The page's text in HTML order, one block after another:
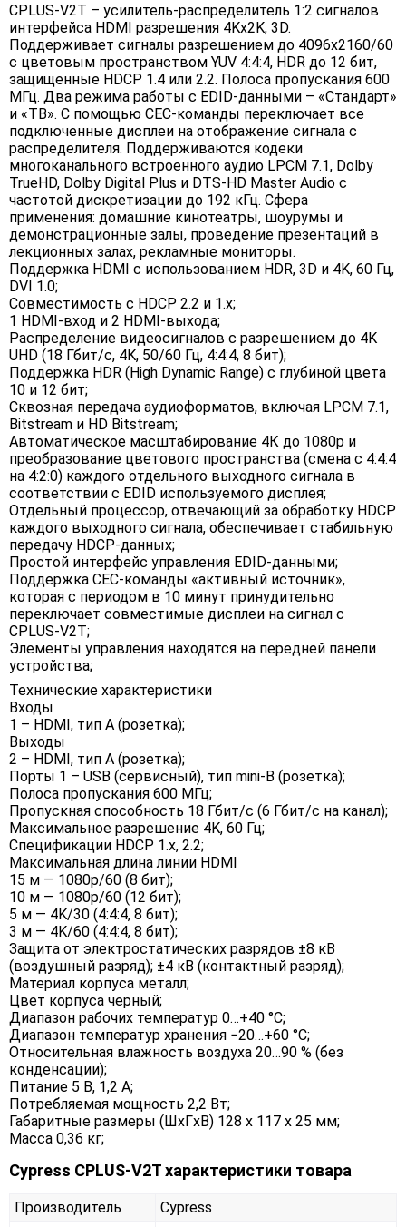
CPLUS-V2T – усилитель-распределитель 1:2 сигналов
интерфейса HDMI разрешения 4Kх2K, 3D.
Поддерживает сигналы разрешением до 4096x2160/60
с цветовым пространством YUV 4:4:4, HDR до 12 бит,
защищенные HDCP 1.4 или 2.2. Полоса пропускания 600
МГц. Два режима работы с EDID-данными – «Стандарт»
и «ТВ». С помощью CEC-команды переключает все
подключенные дисплеи на отображение сигнала с
распределителя. Поддерживаются кодеки
многоканального встроенного аудио LPCM 7.1, Dolby
TrueHD, Dolby Digital Plus и DTS-HD Master Audio с
частотой дискретизации до 192 кГц. Сфера
применения: домашние кинотеатры, шоурумы и
демонстрационные залы, проведение презентаций в
лекционных залах, рекламные мониторы.
Поддержка HDMI с использованием HDR, 3D и 4K, 60 Гц,
DVI 1.0;
Совместимость с HDCP 2.2 и 1.x;
1 HDMI-вход и 2 HDMI-выхода;
Распределение видеосигналов с разрешением до 4K
UHD (18 Гбит/с, 4K, 50/60 Гц, 4:4:4, 8 бит);
Поддержка HDR (High Dynamic Range) с глубиной цвета
10 и 12 бит;
Сквозная передача аудиоформатов, включая LPCM 7.1,
Bitstream и HD Bitstream;
Автоматическое масштабирование 4К до 1080p и
преобразование цветового пространства (смена с 4:4:4
на 4:2:0) каждого отдельного выходного сигнала в
соответствии с EDID используемого дисплея;
Отдельный процессор, отвечающий за обработку HDCP
каждого выходного сигнала, обеспечивает стабильную
передачу HDCP-данных;
Простой интерфейс управления EDID-данными;
Поддержка CEC-команды «активный источник»,
которая c периодом в 10 минут принудительно
переключает совместимые дисплеи на сигнал с
CPLUS-V2T;
Элементы управления находятся на передней панели
устройства;
Технические характеристики
Входы
1 – HDMI, тип А (розетка);
Выходы
2 – HDMI, тип A (розетка);
Порты 1 – USB (сервисный), тип mini-B (розетка);
Полоса пропускания 600 МГц;
Пропускная способность 18 Гбит/с (6 Гбит/с на канал);
Максимальное разрешение 4K, 60 Гц;
Спецификации HDCP 1.x, 2.2;
Максимальная длина линии HDMI
15 м — 1080p/60 (8 бит);
10 м — 1080p/60 (12 бит);
5 м — 4K/30 (4:4:4, 8 бит);
3 м — 4K/60 (4:4:4, 8 бит);
Защита от электростатических разрядов ±8 кВ
(воздушный разряд); ±4 кВ (контактный разряд);
Материал корпуса металл;
Цвет корпуса черный;
Диапазон рабочих температур 0…+40 °C;
Диапазон температур хранения −20…+60 °C;
Относительная влажность воздуха 20…90 % (без
конденсации);
Питание 5 В, 1,2 А;
Потребляемая мощность 2,2 Вт;
Габаритные размеры (ШxГxВ) 128 x 117 x 25 мм;
Масса 0,36 кг;
Cypress CPLUS-V2T характеристики товара
Производитель
Cypress